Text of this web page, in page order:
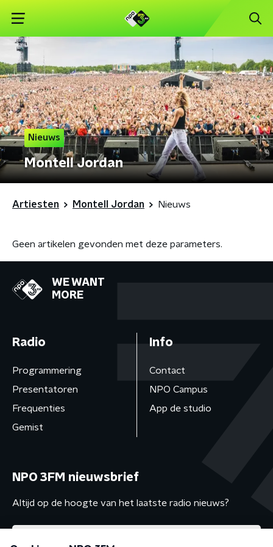
Nieuws
Montell Jordan
Artiesten Montell Jordan Nieuws
Geen artikelen gevonden met deze parameters.
WE WANT
MORE
Radio
Programmering
Presentatoren
Frequenties
Gemist
Info
Contact
NPO Campus
App de studio
NPO 3FM nieuwsbrief
Altijd op de hoogte van het laatste radio nieuws?